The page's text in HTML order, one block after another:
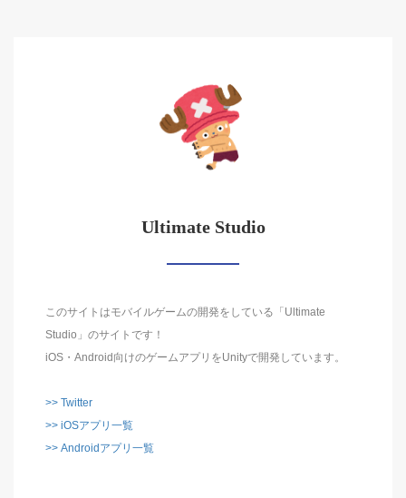
Ultimate Studio
このサイトはモバイルゲームの開発をしている「Ultimate
Studio」のサイトです！
iOS・Android向けのゲームアプリをUnityで開発しています。
>> Twitter
>> iOSアプリ一覧
>> Androidアプリ一覧